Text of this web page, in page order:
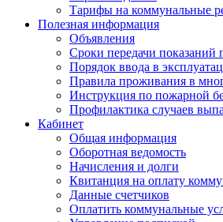
Тарифы на коммунальные
Полезная информация
Объявления
Сроки передачи показаний
Порядок ввода в
Правила проживания в
Инструкция по пожарной
Профилактика случаев
Кабинет
Общая информация
Оборотная ведомость
Начисления и долги
Квитанция на оплату
Данные счетчиков
Оплатить коммунальные